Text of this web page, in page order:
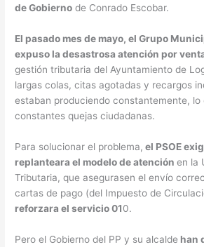
de Gobierno de Conrado Escobar.
El pasado mes de mayo, el Grupo
expuso la desastrosa atención por
gestión tributaria del Ayuntamiento de
largas colas, citas agotadas y recargos
estaban produciendo constantemente, lo
constantes quejas ciudadanas.
Para solucionar el problema, el PSOE
replanteara el modelo de atenciónen la
Tributaria, que asegurasen el envío
cartas de pago (del Impuesto de
reforzara el servicio 010.
Pero el Gobierno del PP y su alcalde han